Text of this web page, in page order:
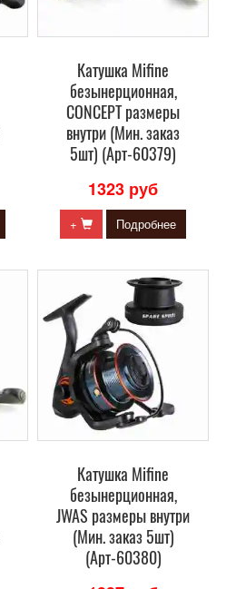
Катушка Mifine
безынерционная,
CONCEPT размеры
внутри (Мин. заказ
5шт) (Арт-60379)
1323 руб
+ Подробнее
Катушка Mifine
безынерционная,
JWAS размеры внутри
(Мин. заказ 5шт)
(Арт-60380)